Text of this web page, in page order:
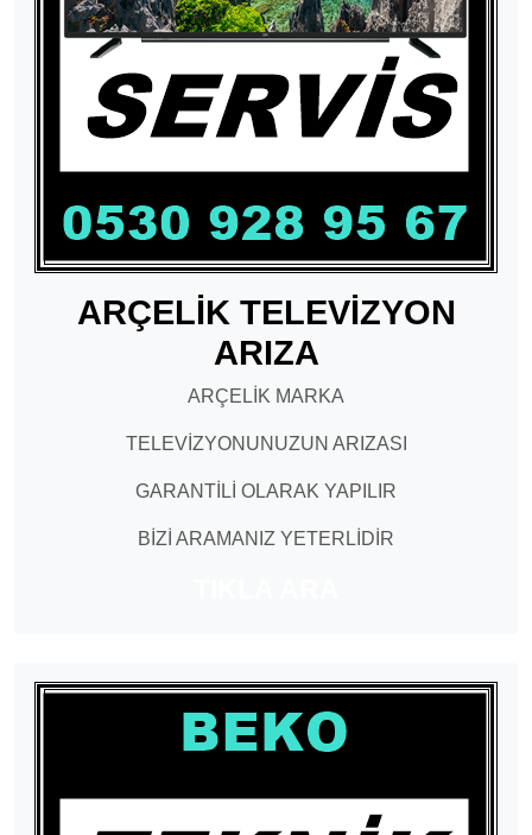
ARÇELİK TELEVİZYON
ARIZA
ARÇELİK MARKA
TELEVİZYONUNUZUN ARIZASI
GARANTİLİ OLARAK YAPILIR
BİZİ ARAMANIZ YETERLİDİR